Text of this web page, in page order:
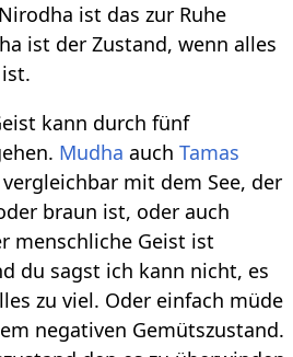
ist das zur Ruhe
ist der Zustand, wenn alles
kann durch fünf
Mudha auchTamas
vergleichbar mit dem See, der
braun ist, oder auch
menschliche Geist ist
du sagst ich kann nicht, es
zu viel. Oder einfach müde
negativen Gemütszustand.